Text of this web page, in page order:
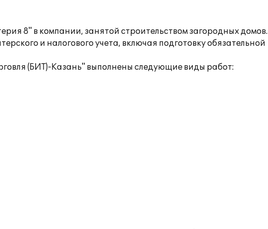
8" в компании, занятой строительством загородных домов.
и налогового учета, включая подготовку обязательной
(БИТ)-Казань" выполнены следующие виды работ: